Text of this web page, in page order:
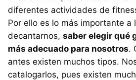
diferentes actividades de
Por ello es lo más importante a
decantarnos, saber elegir qué
más adecuado para nosotros.
antes existen muchos tipos.
catalogarlos, pues existen